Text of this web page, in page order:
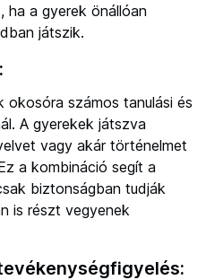
ha a gyerek önállóan
játszik.
okosóra számos tanulási és
A gyerekek játszva
vagy akár történelmet
a kombináció segít a
biztonságban tudják
is részt vegyenek